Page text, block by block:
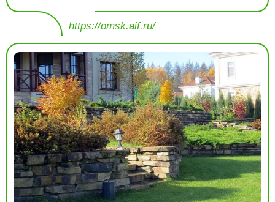
https://omsk.aif.ru/